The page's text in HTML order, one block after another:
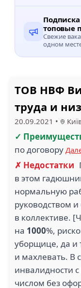
топовые
Свежие
одном
ТОВ НВФ
труда и
20.09.2021 •
✓
по договору
✗ Недостатки
в этом
нормальную
руководством
в коллективе.
на 1000%,
уборщице, да и
и махлевать. В
инвалидности
числом без